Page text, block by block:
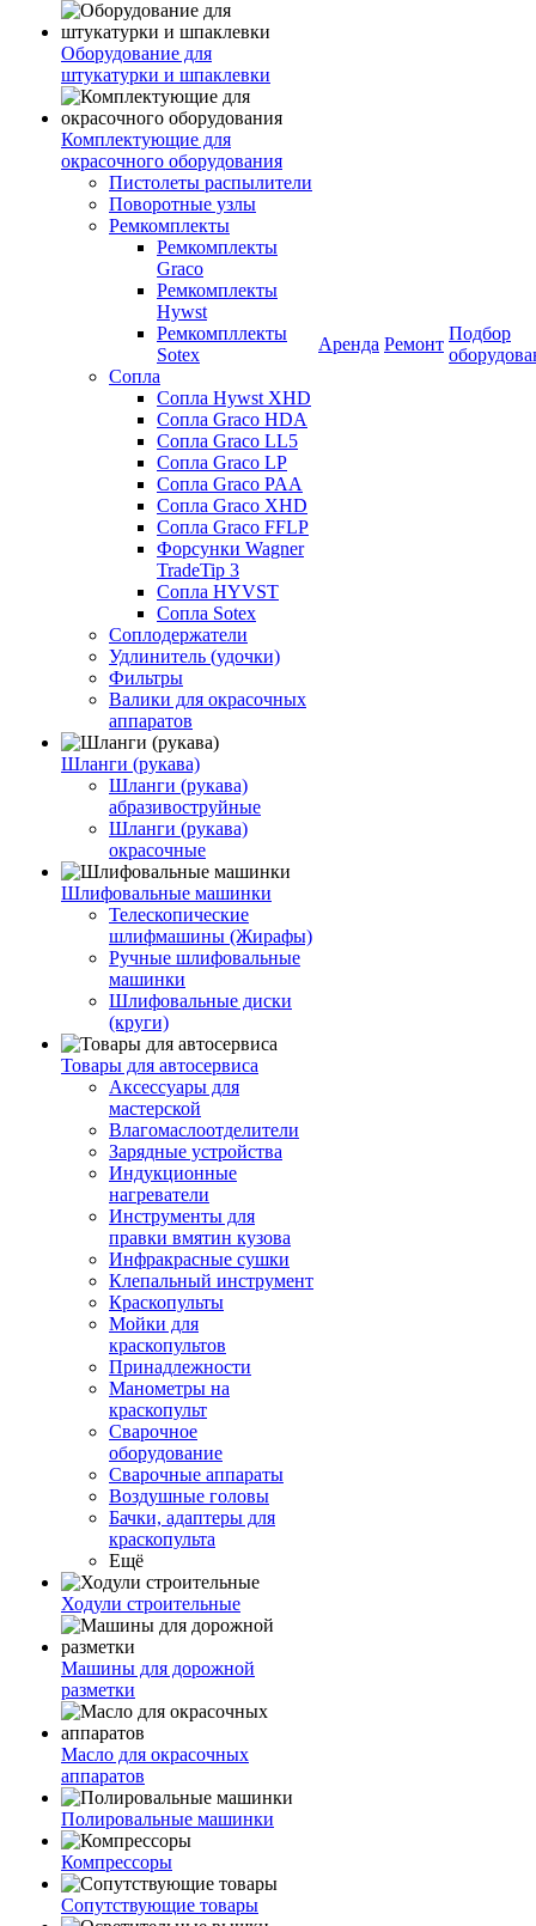
Оборудование для
штукатурки и шпаклевки
Комплектующие для
окрасочного оборудования
Пистолеты распылители
Поворотные узлы
Ремкомплекты
Ремкомплекты
Graco
Ремкомплекты
Hywst
Ремкомпллекты
Sotex
Сопла
Сопла Hywst XHD
Сопла Graco HDA
Сопла Graco LL5
Сопла Graco LP
Сопла Graco PAA
Сопла Graco XHD
Сопла Graco FFLP
Форсунки Wagner
TradeTip 3
Сопла HYVST
Сопла Sotex
Соплодержатели
Удлинитель (удочки)
Фильтры
Валики для окрасочных
аппаратов
Шланги (рукава)
Шланги (рукава)
абразивоструйные
Шланги (рукава)
окрасочные
Шлифовальные машинки
Телескопические
шлифмашины (Жирафы)
Ручные шлифовальные
машинки
Шлифовальные диски
(круги)
Товары для автосервиса
Аксессуары для
мастерской
Влагомаслоотделители
Зарядные устройства
Индукционные
нагреватели
Инструменты для
правки вмятин кузова
Инфракрасные сушки
Клепальный инструмент
Краскопульты
Мойки для
краскопультов
Принадлежности
Манометры на
краскопульт
Сварочное
оборудование
Сварочные аппараты
Воздушные головы
Бачки, адаптеры для
краскопульта
Ещё
Ходули строительные
Машины для дорожной
разметки
Масло для окрасочных
аппаратов
Полировальные машинки
Компрессоры
Сопутствующие товары
Аренда Ремонт
Подбор